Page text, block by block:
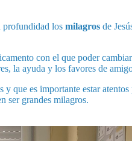
profundidad los milagros de
con el que poder
la ayuda y los favores de
que es importante estar
ser grandes milagros.